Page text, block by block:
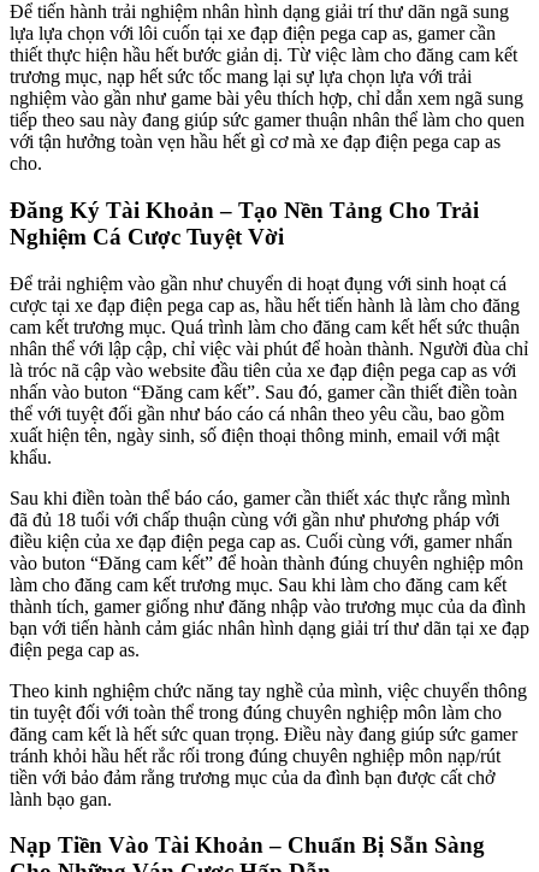
Để tiến hành trải nghiệm nhân hình dạng giải trí thư dãn ngã sung
lựa lựa chọn với lôi cuốn tại xe đạp điện pega cap as, gamer cần
thiết thực hiện hầu hết bước giản dị. Từ việc làm cho đăng cam kết
trương mục, nạp hết sức tốc mang lại sự lựa chọn lựa với trải
nghiệm vào gần như game bài yêu thích hợp, chỉ dẫn xem ngã sung
tiếp theo sau này đang giúp sức gamer thuận nhân thể làm cho quen
với tận hưởng toàn vẹn hầu hết gì cơ mà xe đạp điện pega cap as
cho.
Đăng Ký Tài Khoản – Tạo Nền Tảng Cho Trải
Nghiệm Cá Cược Tuyệt Vời
Để trải nghiệm vào gần như chuyển di hoạt đụng với sinh hoạt cá
cược tại xe đạp điện pega cap as, hầu hết tiến hành là làm cho đăng
cam kết trương mục. Quá trình làm cho đăng cam kết hết sức thuận
nhân thể với lập cập, chỉ việc vài phút để hoàn thành. Người đùa chỉ
là tróc nã cập vào website đầu tiên của xe đạp điện pega cap as với
nhấn vào buton “Đăng cam kết”. Sau đó, gamer cần thiết điền toàn
thể với tuyệt đối gần như báo cáo cá nhân theo yêu cầu, bao gồm
xuất hiện tên, ngày sinh, số điện thoại thông minh, email với mật
khẩu.
Sau khi điền toàn thể báo cáo, gamer cần thiết xác thực rằng mình
đã đủ 18 tuổi với chấp thuận cùng với gần như phương pháp với
điều kiện của xe đạp điện pega cap as. Cuối cùng với, gamer nhấn
vào buton “Đăng cam kết” để hoàn thành đúng chuyên nghiệp môn
làm cho đăng cam kết trương mục. Sau khi làm cho đăng cam kết
thành tích, gamer giống như đăng nhập vào trương mục của da đình
bạn với tiến hành cảm giác nhân hình dạng giải trí thư dãn tại xe đạp
điện pega cap as.
Theo kinh nghiệm chức năng tay nghề của mình, việc chuyển thông
tin tuyệt đối với toàn thể trong đúng chuyên nghiệp môn làm cho
đăng cam kết là hết sức quan trọng. Điều này đang giúp sức gamer
tránh khỏi hầu hết rắc rối trong đúng chuyên nghiệp môn nạp/rút
tiền với bảo đảm rằng trương mục của da đình bạn được cất chở
lành bạo gan.
Nạp Tiền Vào Tài Khoản – Chuẩn Bị Sẵn Sàng